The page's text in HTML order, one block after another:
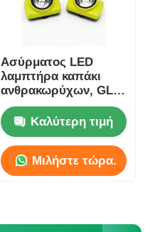
Ασύρματος LED
λαμπτήρα καπάκι
ανθρακωρύχων, GLC-
6S 18000lux 25000lux
ανθρακωρύχων
λάμπα ασφαλείας
Καλύτερη τιμή
Μιλήστε τώρα.